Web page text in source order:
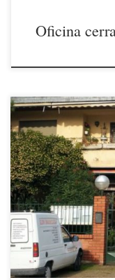
Oficina
21/12/2020Sirvan estas
el de todos los
estamos recibiendo de
unirse con su
la interposición de
[…]